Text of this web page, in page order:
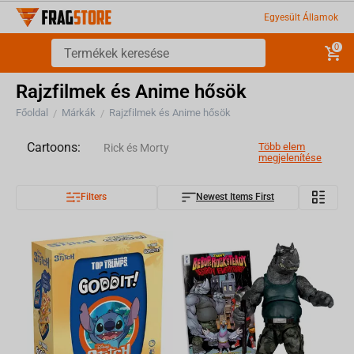
Egyesült Államok
0
Rajzfilmek és Anime hősök
Főoldal / Márkák / Rajzfilmek és Anime hősök
Cartoons: Rick és Morty
Hello Kitty Disney
Minions TMNT
Paw Patrol
Több elem
megjelenítése
Filters Newest Items First